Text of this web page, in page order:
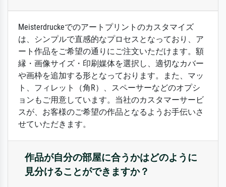
Meisterdruckeでのアートプリントのカスタマイズ
は、シンプルで直感的なプロセスとなっており、ア
ート作品をご希望の通りにご注文いただけます。額
縁・画像サイズ・印刷媒体を選択し、適切なカバー
や画枠を追加する形となっております。また、マッ
ト、フィレット（角R）、スペーサーなどのオプシ
ョンもご用意しています。当社のカスタマーサービ
スが、お客様のご希望の作品となるようお手伝いさ
せていただきます。
作品が自分の部屋に合うかはどのように
見分けることができますか？